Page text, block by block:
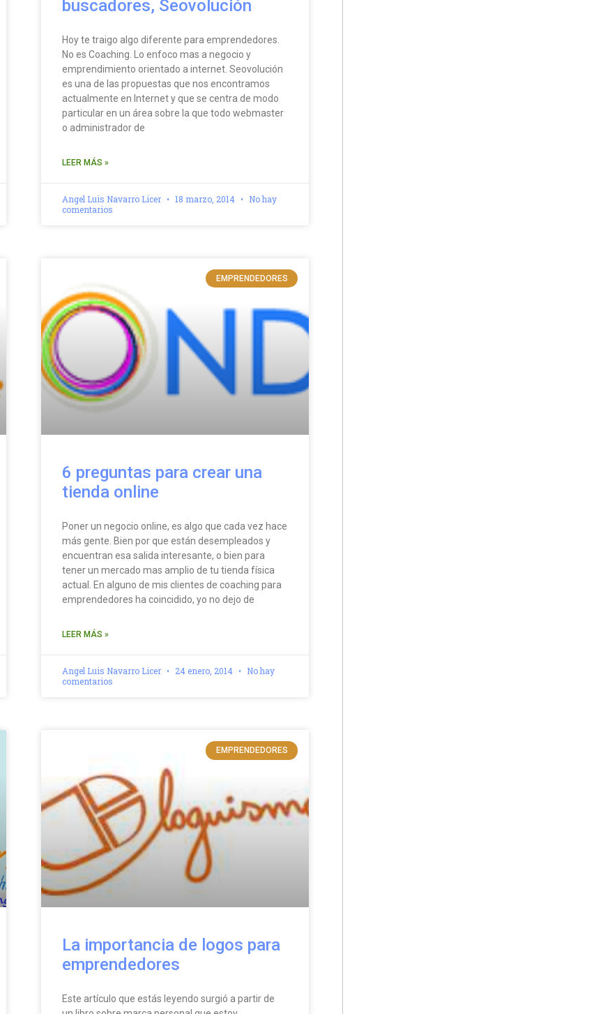
buscadores, Seovolución
Hoy te traigo algo diferente para emprendedores.
No es Coaching. Lo enfoco mas a negocio y
emprendimiento orientado a internet. Seovolución
es una de las propuestas que nos encontramos
actualmente en Internet y que se centra de modo
particular en un área sobre la que todo webmaster
o administrador de
LEER MÁS »
Angel Luis Navarro Licer 18 marzo, 2014
No hay
comentarios
EMPRENDEDORES
6 preguntas para crear una
tienda online
Poner un negocio online, es algo que cada vez hace
más gente. Bien por que están desempleados y
encuentran esa salida interesante, o bien para
tener un mercado mas amplio de tu tienda física
actual. En alguno de mis clientes de coaching para
emprendedores ha coincidido, yo no dejo de
LEER MÁS »
Angel Luis Navarro Licer 24 enero, 2014
No hay
comentarios
EMPRENDEDORES
La importancia de logos para
emprendedores
Este artículo que estás leyendo surgió a partir de